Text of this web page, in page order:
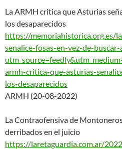
La ARMH critica que Asturias
los desaparecidos
https://memoriahistorica.org.es/
senalice-fosas-en-vez-de-
armh-critica-que-asturias-
los-desaparecidos
ARMH (20-08-2022)
La Contraofensiva de
derribados en el juicio
https://laretaguardia.com.ar/2